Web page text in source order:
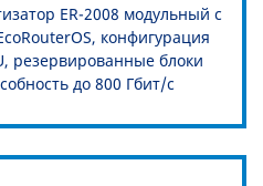
ER-2008 модульный с
конфигурация
резервированные блоки
до 800 Гбит/c